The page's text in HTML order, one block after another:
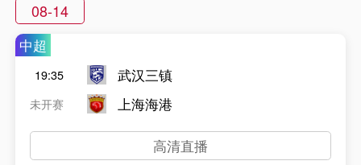
08-14
中超
19:35
未开赛
武汉三镇
上海海港
高清直播